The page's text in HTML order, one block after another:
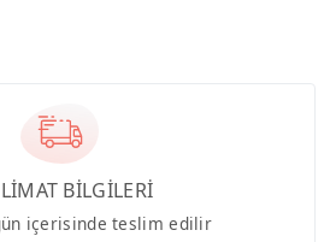
BİLGİLERİ
içerisinde teslim edilir